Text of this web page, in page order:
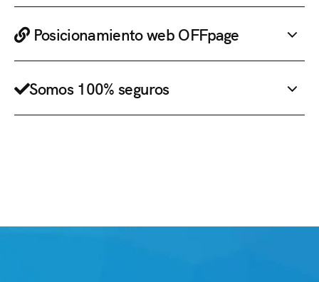
Posicionamiento web OFFpage
Somos 100% seguros